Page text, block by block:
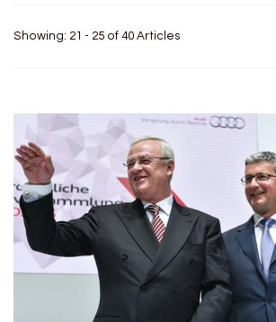
Showing: 21 - 25 of 40 Articles